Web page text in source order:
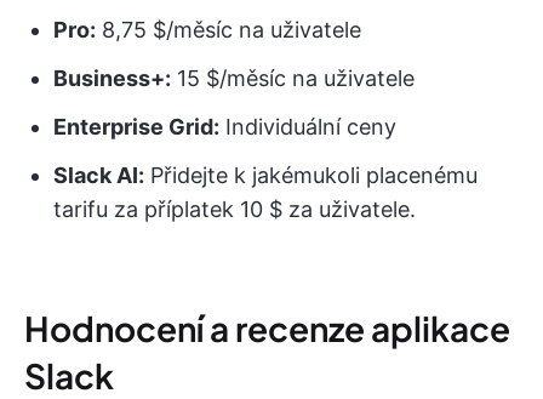
Pro: 8,75 $/měsíc na uživatele
Business+: 15 $/měsíc na uživatele
Enterprise Grid: Individuální ceny
Slack AI: Přidejte k jakémukoli placenému
tarifu za příplatek 10 $ za uživatele.
Hodnocení a recenze aplikace
Slack